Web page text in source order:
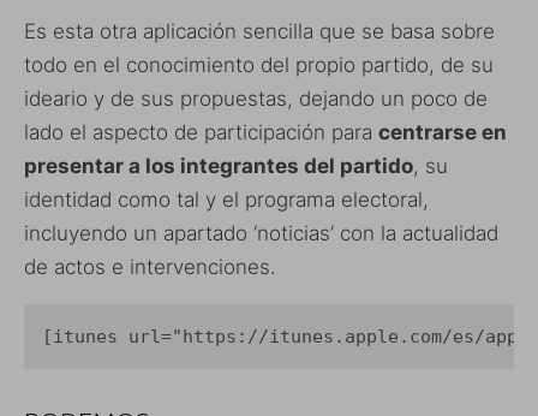
Es esta otra aplicación sencilla que se basa sobre
todo en el conocimiento del propio partido, de su
ideario y de sus propuestas, dejando un poco de
lado el aspecto de participación para centrarse en
presentar a los integrantes del partido, su
identidad como tal y el programa electoral,
incluyendo un apartado ‘noticias’ con la actualidad
de actos e intervenciones.
[itunes url="https://itunes.apple.com/es/app/